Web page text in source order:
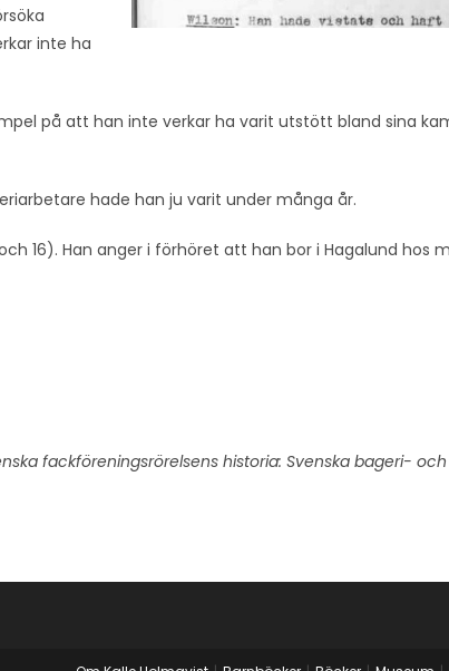
inte ha
på att han inte verkar ha varit utstött bland sina
hade han ju varit under många år.
16). Han anger i förhöret att han bor i Hagalund hos
fackföreningsrörelsens historia: Svenska bageri-